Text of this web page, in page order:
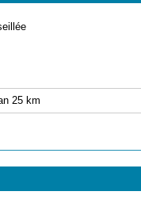
25 km